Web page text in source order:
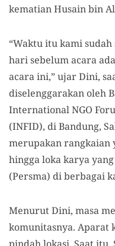
kematian Husain bin
“Waktu itu kami
hari sebelum acara
acara ini,” ujar Dini,
diselenggarakan oleh
International NGO
(INFID), di Bandung,
merupakan
hingga loka karya
(Persma) di berbagai
Menurut Dini, masa
komunitasnya. Aparat